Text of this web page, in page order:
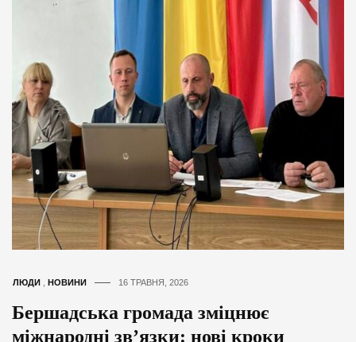
ЛЮДИ НОВИНИ 16 ТРАВНЯ, 2026
Бершадська громада зміцнює
міжнародні зв’язки: нові кроки